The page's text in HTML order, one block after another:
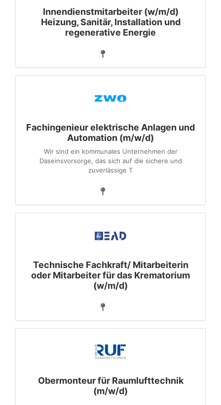
Innendienstmitarbeiter (w/m/d)
Heizung, Sanitär, Installation und
regenerative Energie
Fachingenieur elektrische Anlagen und
Automation (m/w/d)
Wir sind ein kommunales Unternehmen der
Daseinsvorsorge, das sich auf die sichere und
zuverlässige T
Technische Fachkraft/ Mitarbeiterin
oder Mitarbeiter für das Krematorium
(w/m/d)
Obermonteur für Raumlufttechnik
(m/w/d)